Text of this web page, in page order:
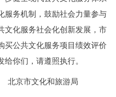
访谈 图说互动
服务机制，鼓励社会力量参与
文化服务社会化创新发展，市
买公共文化服务项目绩效评价
你们，请遵照执行。
北京市文化和旅游局